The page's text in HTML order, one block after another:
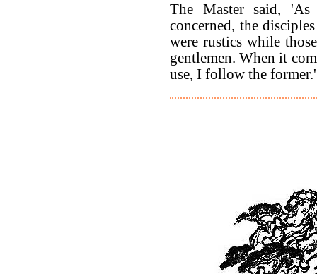
The Master said,
concerned, the
were rustics while
gentlemen. When it
use, I follow the former.'